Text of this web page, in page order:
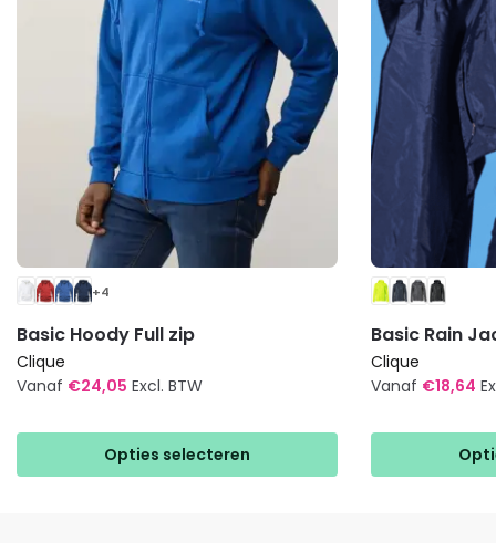
+4
Basic Hoody Full zip
Clique
Vanaf €24,05 Excl. BTW
Opties selecteren
heeft
Basic Rain
Clique
Vanaf €18,64
heeft